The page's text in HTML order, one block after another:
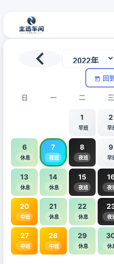
回
日 一 二 三
1
早班
2
早
6
休息
7
夜班
8
夜班
9
早
13
休息
14
休息
15
夜班 夜
20
中班
21
休息
22
休息 夜
27
中班
28
中班
29
休息 休